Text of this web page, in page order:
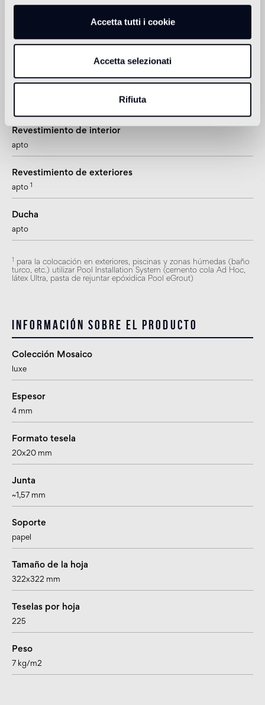
Accetta tutti i cookie
Accetta selezionati
Rifiuta
Suelo de interior
Recomendamos la versión Oro Bis pavimiento
Suelo de exteriores
Revestimiento de interior
apto
Revestimiento de exteriores
apto
Ducha
apto
para la colocación en exteriores, piscinas y zonas húmedas (baño
turco, etc.) utilizar Pool Installation System (cemento cola Ad Hoc,
látex Ultra, pasta de rejuntar epóxidica Pool eGrout)
Información sobre el producto
Colección Mosaico
luxe
Espesor
4 mm
Formato tesela
20x20 mm
Junta
~1,57 mm
Soporte
papel
Tamaño de la hoja
322x322 mm
Teselas por hoja
225
Peso
7 kg/m2